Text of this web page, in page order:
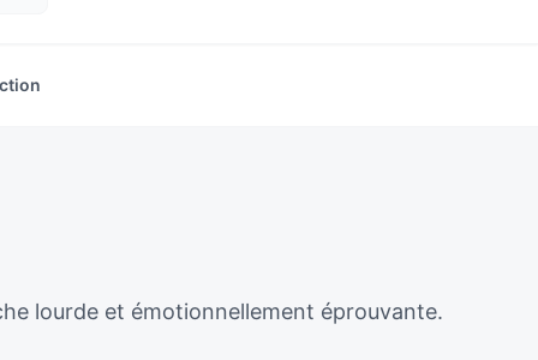
lourde et émotionnellement éprouvante.